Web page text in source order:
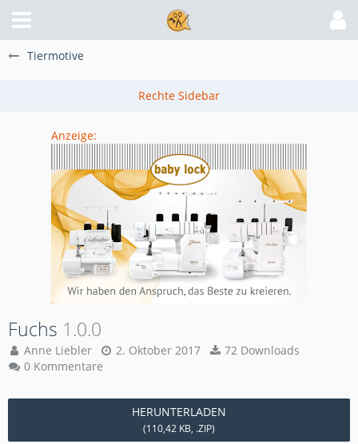
Tiermotive
Anzeige:
Fuchs 1.0.0
Anne Liebler 2. Oktober 2017
72 Downloads
0 Kommentare
HERUNTERLADEN
(110,42 KB, .ZIP)